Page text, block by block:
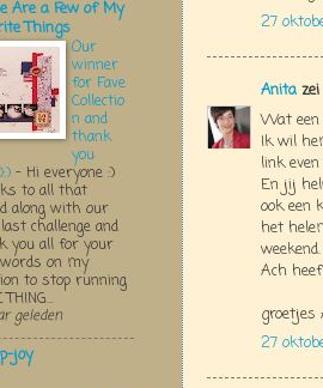
27
Anita zei
Wat een
Ik wil
link
En jij
ook een
het
weekend.
Ach
groetjes
27
Are a Few of My
Things
Our
winner
for Fave
Collectio
n and
thank
you
- Hi everyone :)
to all that
along with our
challenge and
you all for your
on my
to stop running
THING...
geleden
joy